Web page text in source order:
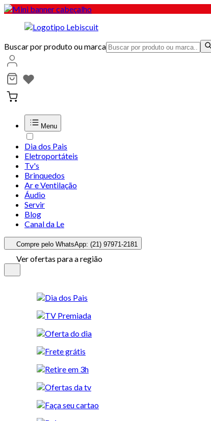
Buscar por produto ou marca
Menu
Dia dos Pais
Eletroportáteis
Tv's
Brinquedos
Ar e Ventilação
Áudio
Servir
Blog
Canal da Le
Compre pelo WhatsApp: (21) 97971-2181
Ver ofertas para a região